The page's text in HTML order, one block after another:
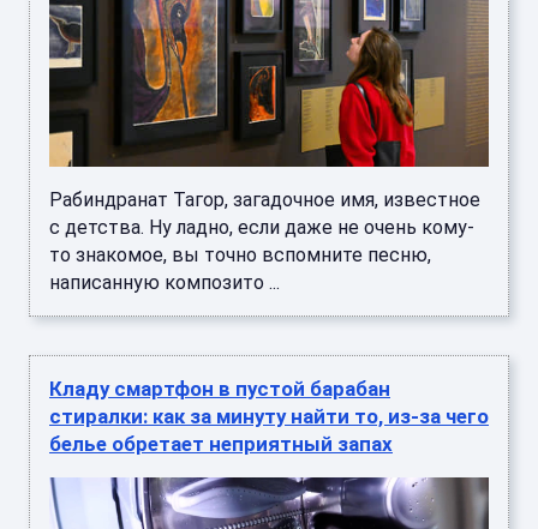
Рабиндранат Тагор, загадочное имя, известное
с детства. Ну ладно, если даже не очень кому-
то знакомое, вы точно вспомните песню,
написанную композито ...
Кладу смартфон в пустой барабан
стиралки: как за минуту найти то, из-за чего
белье обретает неприятный запах